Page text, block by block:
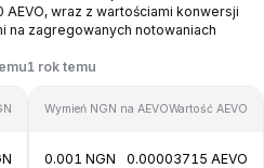
wraz z wartościami konwersji
zagregowanych notowaniach
1 rok temu
Wymień NGN na AEVOWartość AEVO
0.001 NGN 0.00003715 AEVO